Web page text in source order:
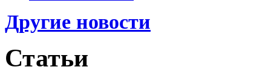
Другие новости
Статьи